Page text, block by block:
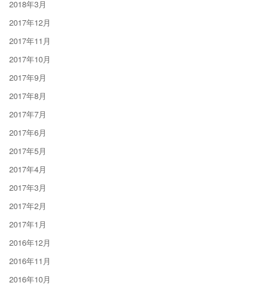
2018年3月
2017年12月
2017年11月
2017年10月
2017年9月
2017年8月
2017年7月
2017年6月
2017年5月
2017年4月
2017年3月
2017年2月
2017年1月
2016年12月
2016年11月
2016年10月